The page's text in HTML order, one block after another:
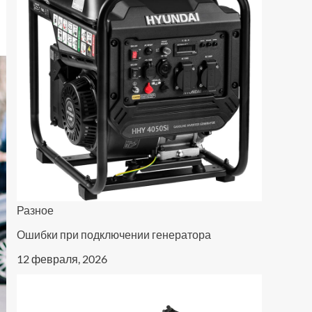
Разное
Ошибки при подключении генератора
12 февраля, 2026